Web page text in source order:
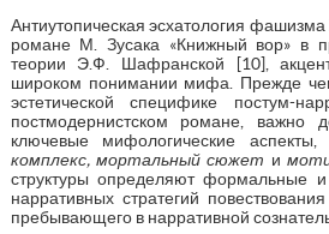
Антиутопическая эсхатология
романе М. Зусака «Книжный вор» в
теории Э.Ф. Шафранской [10],
широком понимании мифа. Прежде
эстетической специфике постум-
постмодернистском романе, важно
ключевые мифологические
комплекс, мортальный сюжет и
структуры определяют формальные
нарративных стратегий
пребывающего в нарративной